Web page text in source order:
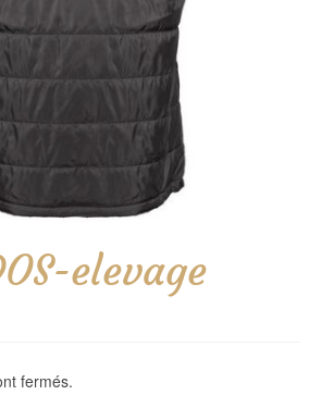
elevage
fermés.